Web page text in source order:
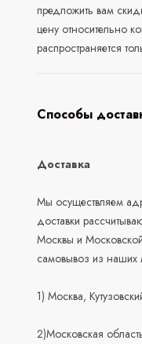
предложить вам
цену относительно
распространяется
Способы
Доставка
Мы осуществляем
доставки
Москвы и
самовывоз из наших
1) Москва,
2)Московская